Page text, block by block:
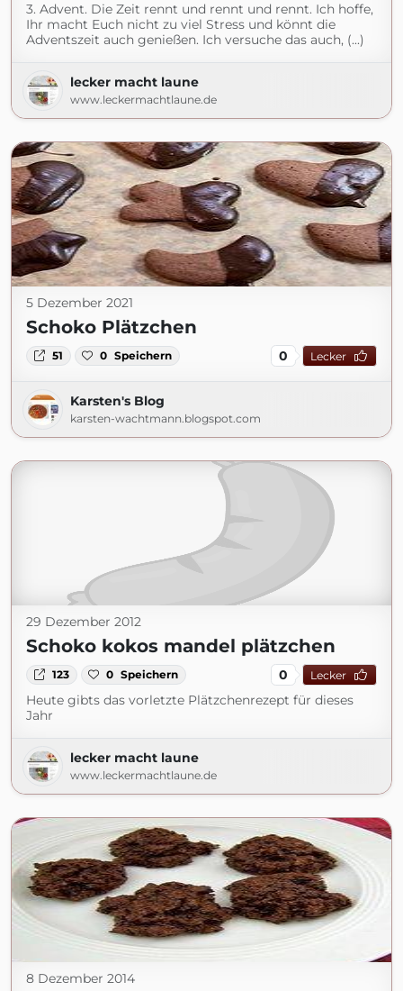
3. Advent. Die Zeit rennt und rennt und rennt. Ich hoffe,
Ihr macht Euch nicht zu viel Stress und könnt die
Adventszeit auch genießen. Ich versuche das auch, (...)
lecker macht laune
www.leckermachtlaune.de
5 Dezember 2021
Schoko Plätzchen
51 0 Speichern 0 Lecker
Karsten's Blog
karsten-wachtmann.blogspot.com
29 Dezember 2012
Schoko kokos mandel plätzchen
123 0 Speichern 0 Lecker
Heute gibts das vorletzte Plätzchenrezept für dieses
Jahr
lecker macht laune
www.leckermachtlaune.de
8 Dezember 2014